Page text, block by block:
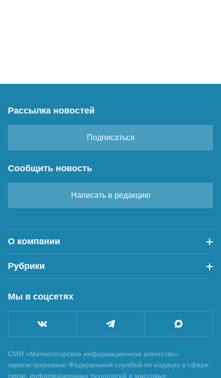
Рассылка новостей
Подписаться
Сообщить новость
Написать в редакцию
О компании
Рубрики
Мы в соцсетях
СМИ «Магнитогорское информационное агентство»
зарегистрировано Федеральной службой по надзору в сфере
связи, информационных технологий и массовых